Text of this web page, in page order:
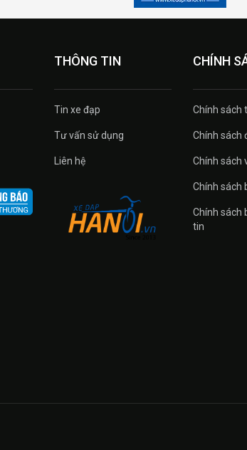
THÔNG TIN
Tin xe đạp
Tư vấn sử dụng
Liên hệ
CHÍNH
Chính sách
Chính sách
Chính sách
Chính sách
Chính sách
tin